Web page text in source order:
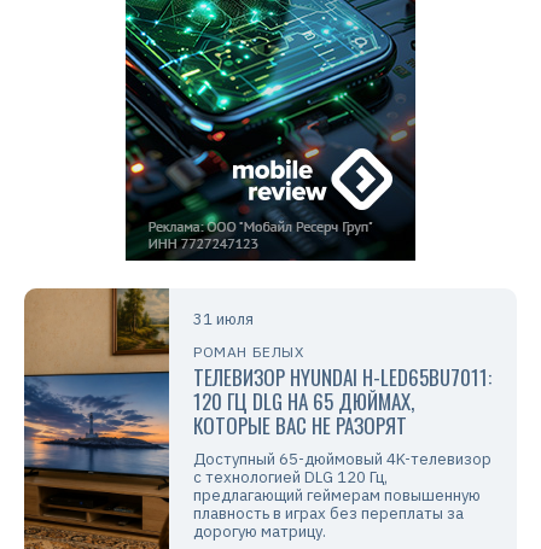
31 июля
РОМАН БЕЛЫХ
ТЕЛЕВИЗОР HYUNDAI H-LED65BU7011:
120 ГЦ DLG НА 65 ДЮЙМАХ,
КОТОРЫЕ ВАС НЕ РАЗОРЯТ
Доступный 65-дюймовый 4K-телевизор
с технологией DLG 120 Гц,
предлагающий геймерам повышенную
плавность в играх без переплаты за
дорогую матрицу.